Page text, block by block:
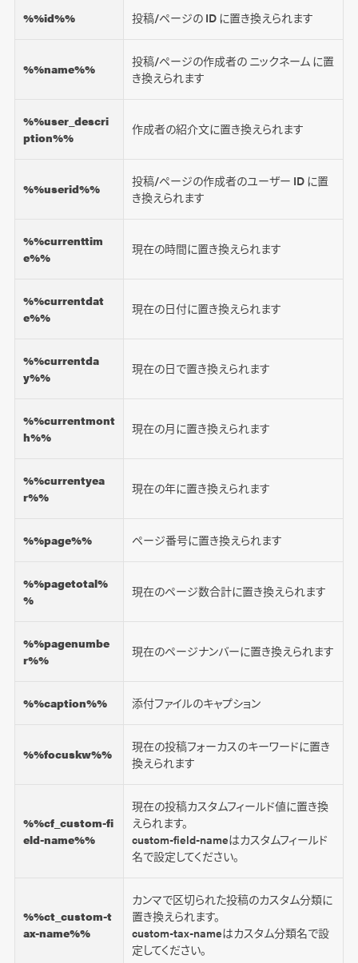
%%id%% 投稿/ページの ID に置き換えられます
%%name%%
投稿/ページの作成者の ニックネーム に置
き換えられます
%%user_descri
ption%%
作成者の紹介文に置き換えられます
%%userid%%
投稿/ページの作成者のユーザー ID に置
き換えられます
%%currenttim
e%%
現在の時間に置き換えられます
%%currentdat
e%%
現在の日付に置き換えられます
%%currentda
y%%
現在の日で置き換えられます
%%currentmont
h%%
現在の月に置き換えられます
%%currentyea
r%%
現在の年に置き換えられます
%%page%% ページ番号に置き換えられます
%%pagetotal%
%
現在のページ数合計に置き換えられます
%%pagenumbe
r%%
現在のページナンバーに置き換えられます
%%caption%% 添付ファイルのキャプション
%%focuskw%%
現在の投稿フォーカスのキーワードに置き
換えられます
%%cf_custom-fi
eld-name%%
現在の投稿カスタムフィールド値に置き換
えられます。
custom-field-nameはカスタムフィールド
名で設定してください。
%%ct_custom-t
ax-name%%
カンマで区切られた投稿のカスタム分類に
置き換えられます。
custom-tax-nameはカスタム分類名で設
定してください。